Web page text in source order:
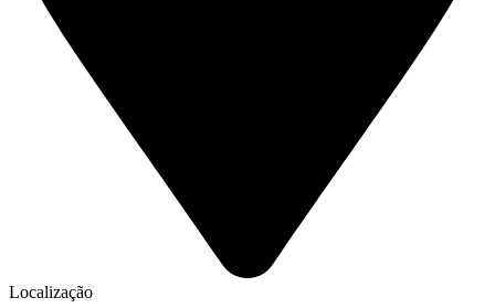
Localização